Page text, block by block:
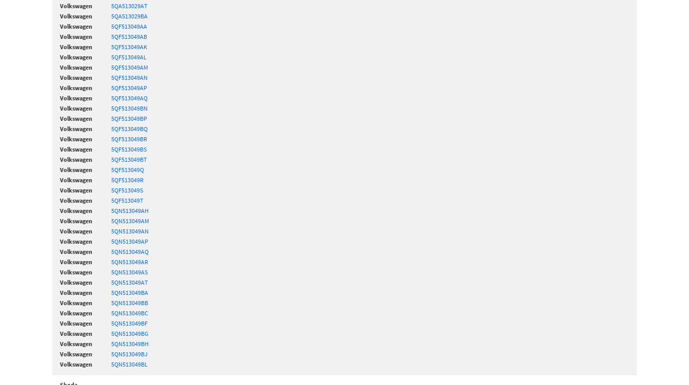
Volkswagen
5QA513029AT
Volkswagen
5QA513029BA
Volkswagen
5QF513049AA
Volkswagen
5QF513049AB
Volkswagen
5QF513049AK
Volkswagen
5QF513049AL
Volkswagen
5QF513049AM
Volkswagen
5QF513049AN
Volkswagen
5QF513049AP
Volkswagen
5QF513049AQ
Volkswagen
5QF513049BN
Volkswagen
5QF513049BP
Volkswagen
5QF513049BQ
Volkswagen
5QF513049BR
Volkswagen
5QF513049BS
Volkswagen
5QF513049BT
Volkswagen
5QF513049Q
Volkswagen
5QF513049R
Volkswagen
5QF513049S
Volkswagen
5QF513049T
Volkswagen
5QN513049AH
Volkswagen
5QN513049AM
Volkswagen
5QN513049AN
Volkswagen
5QN513049AP
Volkswagen
5QN513049AQ
Volkswagen
5QN513049AR
Volkswagen
5QN513049AS
Volkswagen
5QN513049AT
Volkswagen
5QN513049BA
Volkswagen
5QN513049BB
Volkswagen
5QN513049BC
Volkswagen
5QN513049BF
Volkswagen
5QN513049BG
Volkswagen
5QN513049BH
Volkswagen
5QN513049BJ
Volkswagen
5QN513049BL